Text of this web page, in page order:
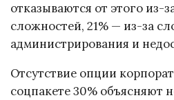
отказываются от этого из-
сложностей, 21% — из-за
администрирования и
Отсутствие опции
соцпакете 30% объясняют